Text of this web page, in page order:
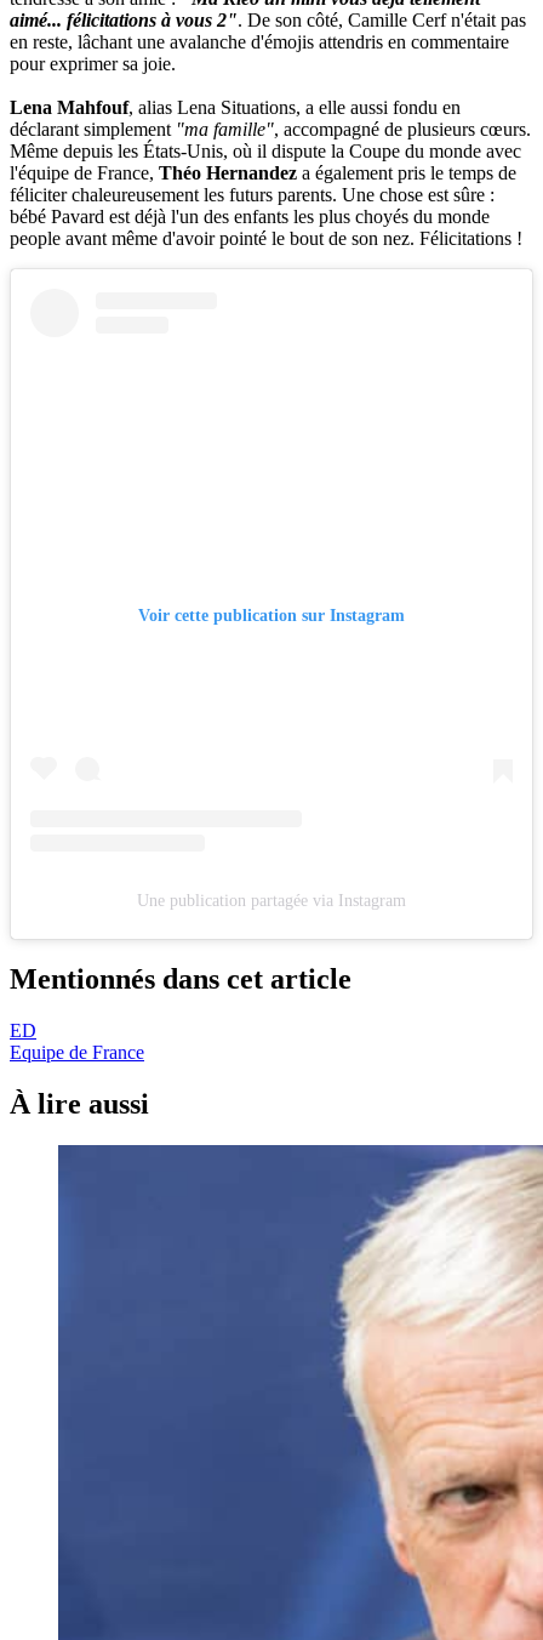
aimé... félicitations à vous 2". De son côté, Camille Cerf n'était pas
en reste, lâchant une avalanche d'émojis attendris en commentaire
pour exprimer sa joie.
Lena Mahfouf, alias Lena Situations, a elle aussi fondu en
déclarant simplement "ma famille", accompagné de plusieurs cœurs.
Même depuis les États-Unis, où il dispute la Coupe du monde avec
l'équipe de France, Théo Hernandez a également pris le temps de
féliciter chaleureusement les futurs parents. Une chose est sûre :
bébé Pavard est déjà l'un des enfants les plus choyés du monde
people avant même d'avoir pointé le bout de son nez. Félicitations !
Voir cette publication sur Instagram
Une publication partagée via Instagram
Mentionnés dans cet article
ED
Equipe de France
À lire aussi